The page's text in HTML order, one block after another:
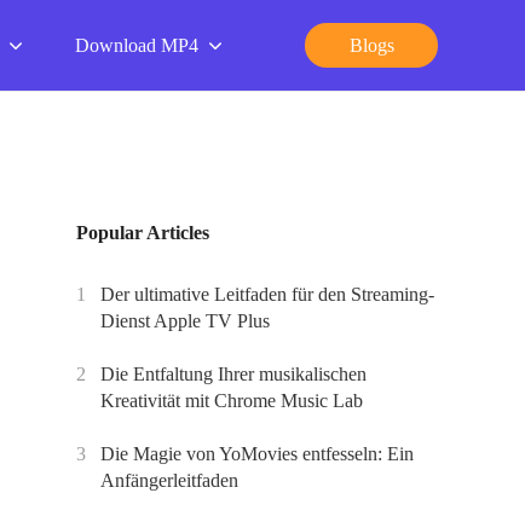
Download MP4 Blogs
Popular Articles
1
Der ultimative Leitfaden für den Streaming-
Dienst Apple TV Plus
2
Die Entfaltung Ihrer musikalischen
Kreativität mit Chrome Music Lab
3
Die Magie von YoMovies entfesseln: Ein
Anfängerleitfaden